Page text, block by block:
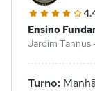
Ensino
Jardim Tannus
Turno: